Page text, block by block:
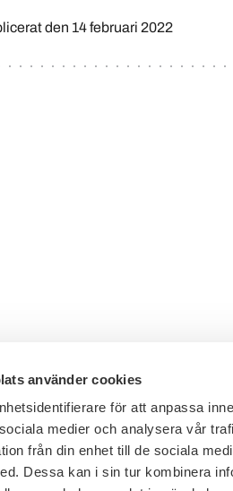
använder cookies
för att anpassa
medier och analysera vår
från din enhet till de sociala
Dessa kan i sin tur kombinera
den 14 februari 2022
Telefon
E-post: